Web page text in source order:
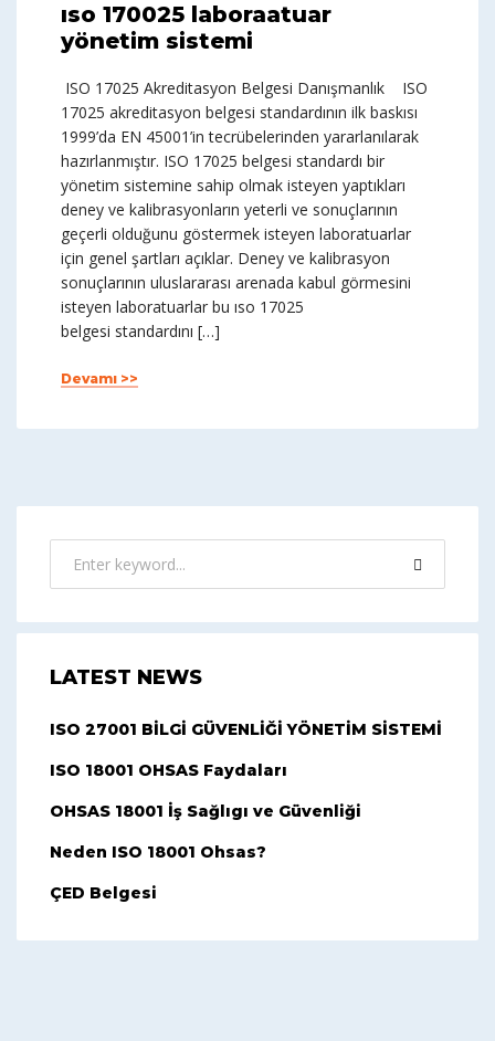
ıso 170025 laboraatuar
yönetim sistemi
ISO 17025 Akreditasyon Belgesi Danışmanlık ISO
17025 akreditasyon belgesi standardının ilk baskısı
1999’da EN 45001’in tecrübelerinden yararlanılarak
hazırlanmıştır. ISO 17025 belgesi standardı bir
yönetim sistemine sahip olmak isteyen yaptıkları
deney ve kalibrasyonların yeterli ve sonuçlarının
geçerli olduğunu göstermek isteyen laboratuarlar
için genel şartları açıklar. Deney ve kalibrasyon
sonuçlarının uluslararası arenada kabul görmesini
isteyen laboratuarlar bu ıso 17025
belgesi standardını […]
Devamı >>
LATEST NEWS
ISO 27001 BİLGİ GÜVENLİĞİ YÖNETİM SİSTEMİ
ISO 18001 OHSAS Faydaları
OHSAS 18001 İş Sağlıgı ve Güvenliği
Neden ISO 18001 Ohsas?
ÇED Belgesi